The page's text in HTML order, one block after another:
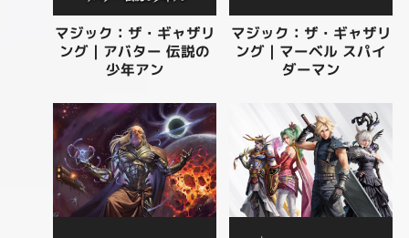
マジック：ザ・ギャザリ
ング | アバター 伝説の
少年アン
マジック：ザ・ギャザリ
ング | マーベル スパイ
ダーマン